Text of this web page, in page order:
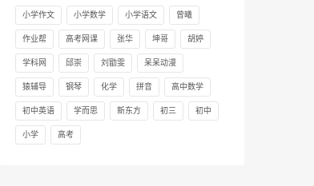
小学作文 小学数学 小学语文 曾曦
作业帮 高考网课 张华 坤哥 胡婷
学科网 邱崇 刘勖雯 呆呆动漫
猿辅导 钢琴 化学 拼音 高中数学
初中英语 学而思 新东方 初三 初中
小学 高考